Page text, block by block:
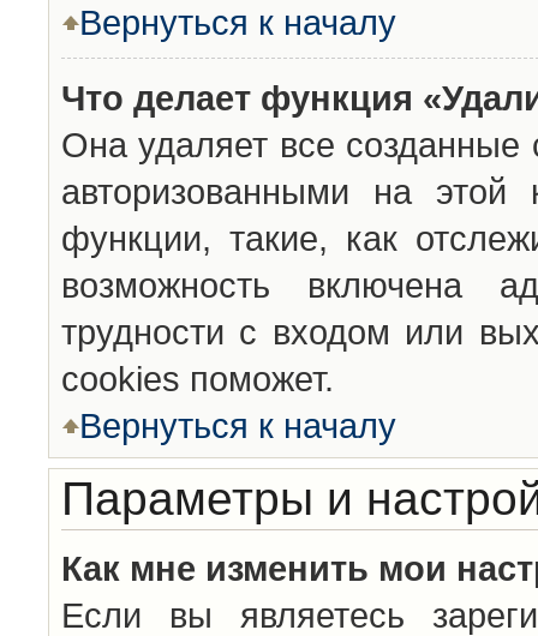
Вернуться к началу
Что делает функция
Она удаляет все созданные
авторизованными на
функции, такие, как
возможность включена
трудности с входом или
cookies поможет.
Вернуться к началу
Параметры и
Как мне изменить мои
Если вы являетесь